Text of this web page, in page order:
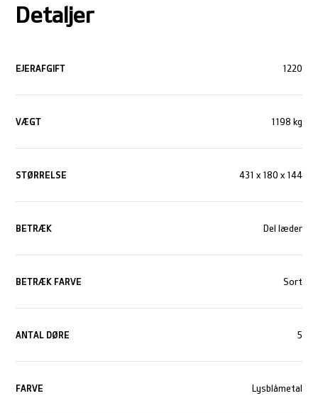
Detaljer
EJERAFGIFT 1220
VÆGT 1198 kg
STØRRELSE 431 x 180 x 144
BETRÆK Del læder
BETRÆK FARVE Sort
ANTAL DØRE 5
FARVE Lysblåmetal